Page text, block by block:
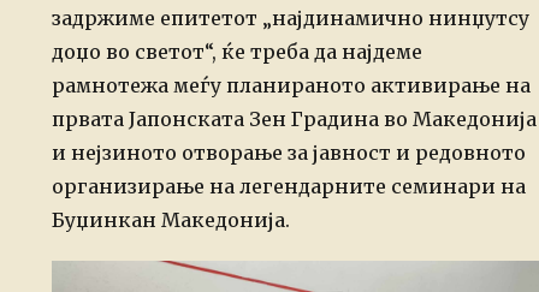
задржиме епитетот „најдинамично нинџутсу
доџо во светот“, ќе треба да најдеме
рамнотежа меѓу планираното активирање на
првата Јапонската Зен Градина во Македонија
и нејзиното отворање за јавност и редовното
организирање на легендарните семинари на
Буџинкан Македонија.